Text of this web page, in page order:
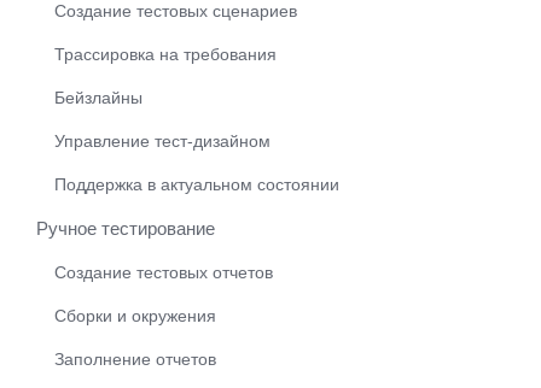
Создание тестовых сценариев
Трассировка на требования
Бейзлайны
Управление тест-дизайном
Поддержка в актуальном состоянии
Ручное тестирование
Создание тестовых отчетов
Сборки и окружения
Заполнение отчетов